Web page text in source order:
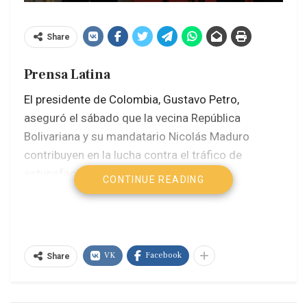
Share
Prensa Latina
El presidente de Colombia, Gustavo Petro,
aseguró el sábado que la vecina República
Bolivariana y su mandatario Nicolás Maduro
contribuyen en la lucha contra el tráfico de
estupefacientes.
narcotráfico en la frontera con decisión”, escribió
CONTINUE READING
Share VK Facebook